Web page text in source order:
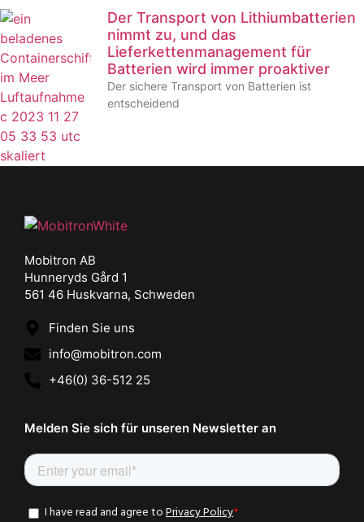
Der Transport von Lithiumbatterien
nimmt zu, und das
Lieferkettenmanagement für
Batterien wird immer proaktiver
Der sichere Transport von Batterien ist
entscheidend
Mobitron AB
Hunneryds Gård 1
561 46 Huskvarna, Schweden
Finden Sie uns
info@mobitron.com
+46(0) 36-512 25
Melden Sie sich für unseren Newsletter an